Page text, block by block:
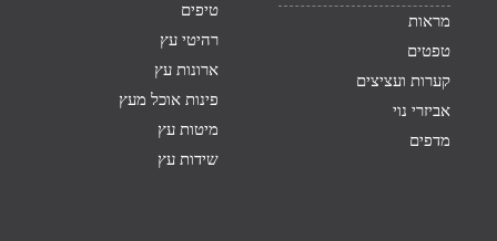
מראות
טפטים
קערות ועציצים
אביזרי נוי
מדפים
טיפים
רהיטי עץ
ארונות עץ
פינות אוכל מעץ
מיטות עץ
שידות עץ